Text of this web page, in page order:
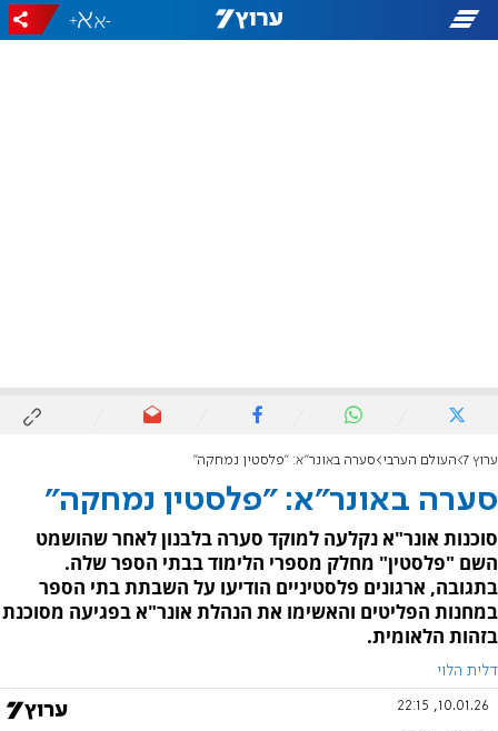
-
+
ערוץ 7 העולם הערבי סערה באונר"א: "פלסטין נמחקה"
סערה באונר"א: "פלסטין נמחקה"
סוכנות אונר"א נקלעה למוקד סערה בלבנון לאחר שהושמט
השם "פלסטין" מחלק מספרי הלימוד בבתי הספר שלה.
בתגובה, ארגונים פלסטיניים הודיעו על השבתת בתי הספר
במחנות הפליטים והאשימו את הנהלת אונר"א בפגיעה מסוכנת
בזהות הלאומית.
דלית הלוי
10.01.26, 22:15